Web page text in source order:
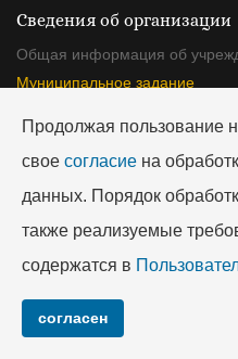
Сведения об организации
Общая информация об
Муниципальное задание
Операции с целевыми
Показатели бюджетной сметы
Результаты деятельности,
Иная информация об
Полезные ссылки
Продолжая пользование
свое согласие на
данных. Порядок
также реализуемые
содержатся в
согласен